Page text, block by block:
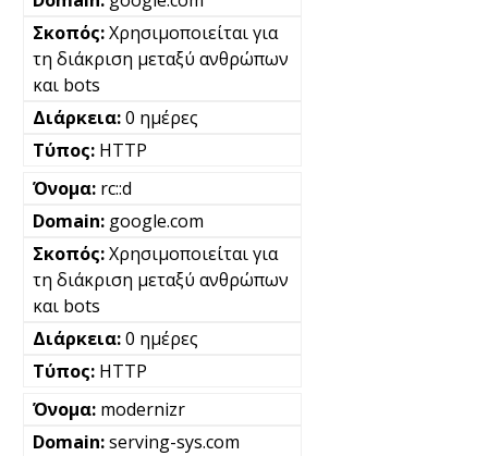
Χρησιμοποιείται για
τη διάκριση μεταξύ ανθρώπων
και bots
0 ημέρες
HTTP
rc::d
google.com
Χρησιμοποιείται για
τη διάκριση μεταξύ ανθρώπων
και bots
0 ημέρες
HTTP
modernizr
serving-sys.com